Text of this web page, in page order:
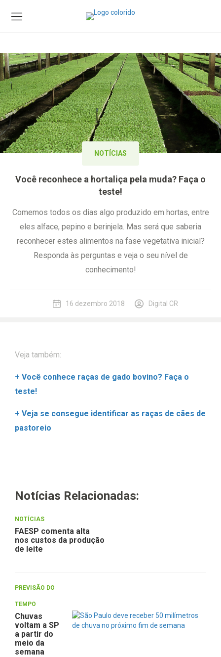
NOTÍCIAS
Você reconhece a hortaliça pela muda? Faça o
teste!
Comemos todos os dias algo produzido em hortas, entre
eles alface, pepino e berinjela. Mas será que saberia
reconhecer estes alimentos na fase vegetativa inicial?
Responda às perguntas e veja o seu nível de
conhecimento!
16 dezembro 2018 Digital CR
Veja também:
+ Você conhece raças de gado bovino? Faça o
teste!
+ Veja se consegue identificar as raças de cães de
pastoreio
Notícias Relacionadas:
NOTÍCIAS
FAESP comenta alta
nos custos da produção
de leite
PREVISÃO DO
TEMPO
Chuvas
voltam a SP
a partir do
meio da
semana